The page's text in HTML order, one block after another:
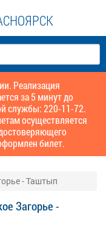
Реализация
за 5 минут до
службы: 220-11-72.
осуществляется
билет.
- Таштып
Загорье -